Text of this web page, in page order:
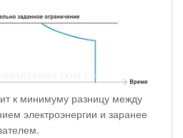
к минимуму разницу между
электроэнергии и заранее